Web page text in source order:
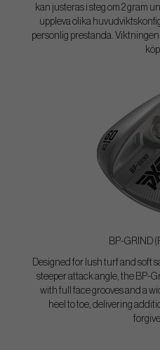
kan justeras i steg om 2 gram
uppleva olika
personlig prestanda.
BP-GRIND
Designed for lush turf and soft
steeper attack angle, the BP-
with full face grooves and a
heel to toe, delivering